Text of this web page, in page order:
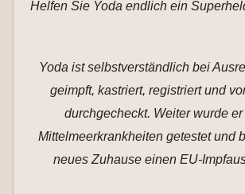
Helfen Sie Yoda endlich ein
Yoda ist selbstverständlich bei
geimpft, kastriert, registriert und
durchgecheckt. Weiter wurde
Mittelmeerkrankheiten getestet und
neues Zuhause einen EU-